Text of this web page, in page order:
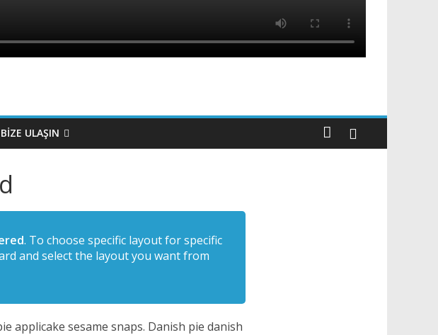
BİZE ULAŞIN
. To choose specific layout for specific
and select the layout you want from
applicake sesame snaps. Danish pie danish